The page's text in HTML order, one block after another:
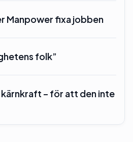
Manpower fixa jobben
folk”
– för att den inte